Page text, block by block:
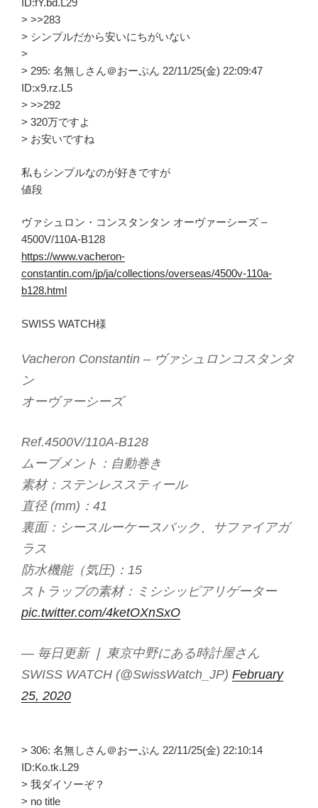
ID:fY.bd.L29
> >>283
> シンプルだから安いにちがいない
>
> 295: 名無しさん＠おーぷん 22/11/25(金) 22:09:47
ID:x9.rz.L5
> >>292
> 320万ですよ
> お安いですね
私もシンプルなのが好きですが
値段
ヴァシュロン・コンスタンタン オーヴァーシーズ –
4500V/110A-B128
https://www.vacheron-
constantin.com/jp/ja/collections/overseas/4500v-110a-
b128.html
SWISS WATCH様
Vacheron Constantin – ヴァシュロンコスタンタ
ン
オーヴァーシーズ
Ref.4500V/110A-B128
ムーブメント：自動巻き
素材：ステンレススティール
直径 (mm)：41
裏面：シースルーケースバック、サファイアガ
ラス
防水機能（気圧)：15
ストラップの素材：ミシシッピアリゲーター
pic.twitter.com/4ketOXnSxO
— 毎日更新 ❘ 東京中野にある時計屋さん
SWISS WATCH (@SwissWatch_JP) February
25, 2020
> 306: 名無しさん＠おーぷん 22/11/25(金) 22:10:14
ID:Ko.tk.L29
> 我ダイソーぞ？
> no title